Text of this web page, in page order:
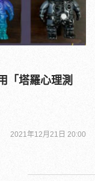
「塔羅心理測
2021年12月21日 20:00